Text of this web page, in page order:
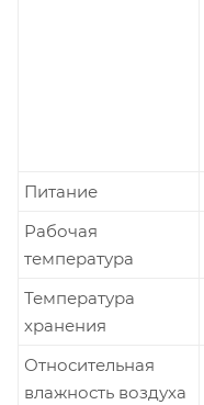
Питание
Рабочая
температура
Температура
хранения
Относительная
влажность воздуха